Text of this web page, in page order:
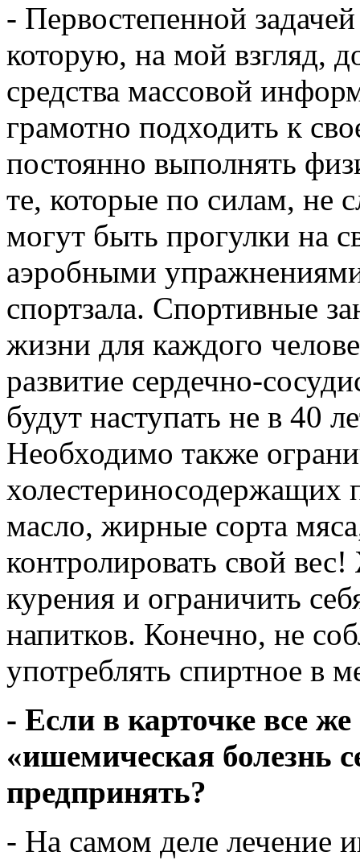
- Первостепенной
которую, на мой взгляд,
средства массовой
грамотно подходить к
постоянно выполнять
те, которые по силам, не
могут быть прогулки на
аэробными
спортзала. Спортивные
жизни для каждого
развитие сердечно-
будут наступать не в 40
Необходимо также
холестериносодержащих
масло, жирные сорта
контролировать свой вес!
курения и ограничить
напитков. Конечно, не
употреблять спиртное в
- Если в карточке все же
«ишемическая болезнь
предпринять?
- На самом деле лечение